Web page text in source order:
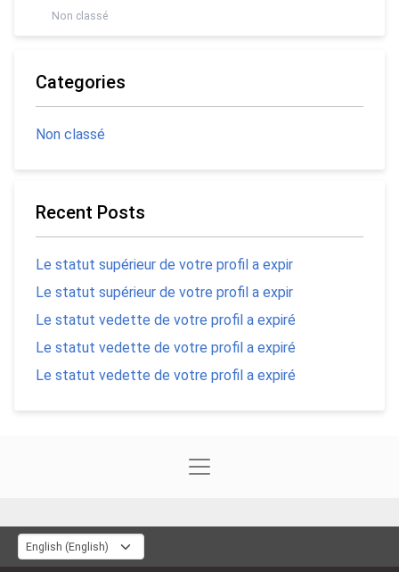
Non classé
Categories
Non classé
Recent Posts
Le statut supérieur de votre profil a expir
Le statut supérieur de votre profil a expir
Le statut vedette de votre profil a expiré
Le statut vedette de votre profil a expiré
Le statut vedette de votre profil a expiré